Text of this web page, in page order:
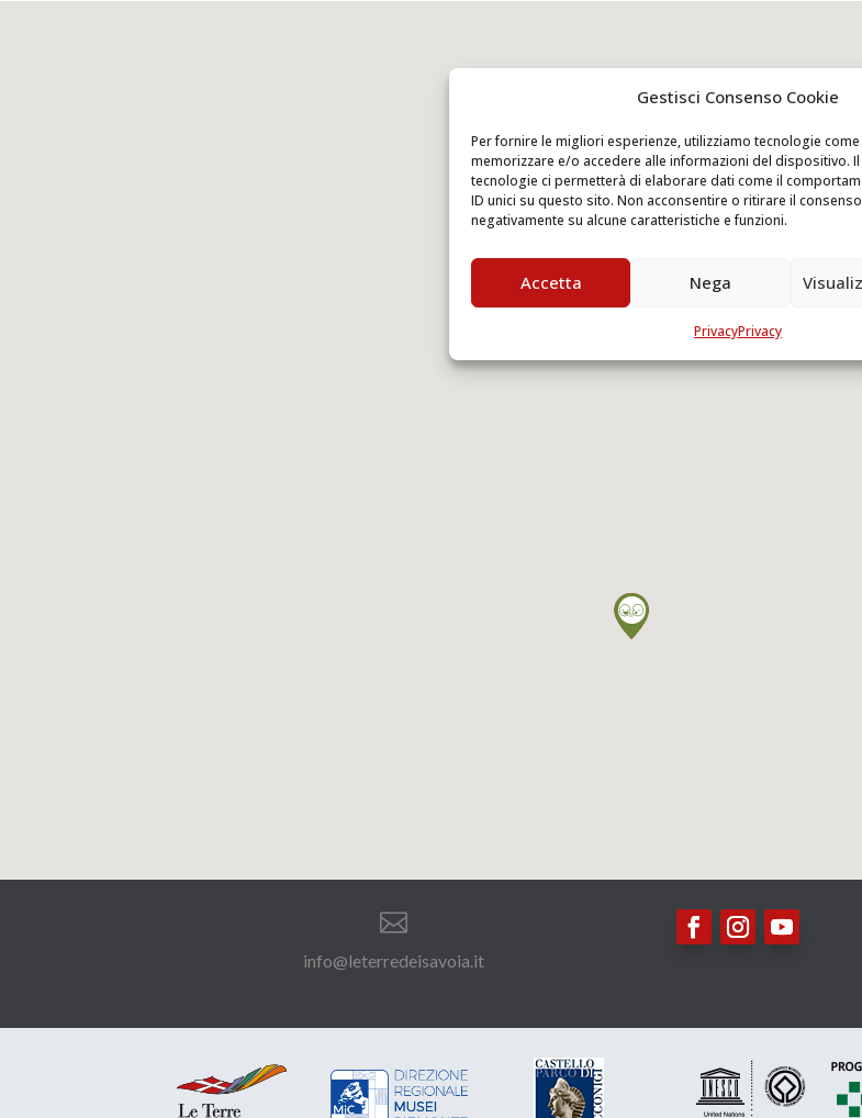
Gestisci Consenso Cookie
Per fornire le migliori esperienze, utilizziamo tecnologie
memorizzare e/o accedere alle informazioni del dispositivo.
tecnologie ci permetterà di elaborare dati come il
ID unici su questo sito. Non acconsentire o ritirare il
negativamente su alcune caratteristiche e funzioni.
Accetta Nega
PrivacyPrivacy

info@leterredeisavoia.it